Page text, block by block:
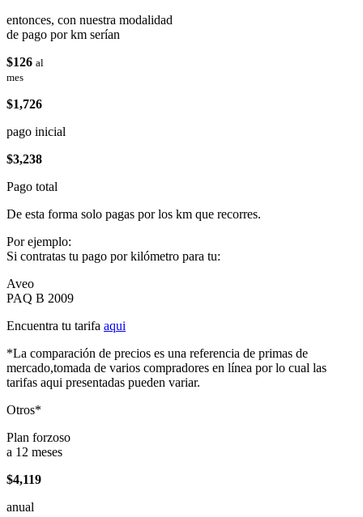
entonces, con nuestra modalidad
de pago por km serían
$126 al
mes
$1,726
pago inicial
$3,238
Pago total
De esta forma solo pagas por los km que recorres.
Por ejemplo:
Si contratas tu pago por kilómetro para tu:
Aveo
PAQ B 2009
Encuentra tu tarifa aqui
*La comparación de precios es una referencia de primas de
mercado,tomada de varios compradores en línea por lo cual las
tarifas aqui presentadas pueden variar.
Otros*
Plan forzoso
a 12 meses
$4,119
anual